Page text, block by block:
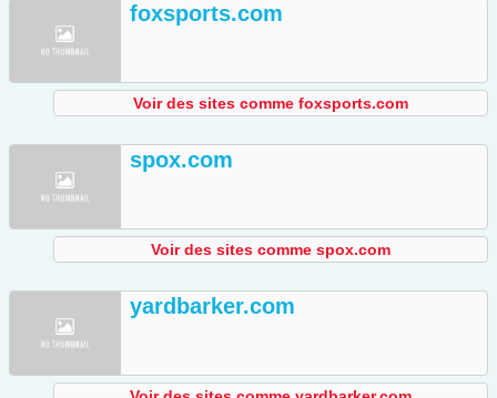
foxsports.com
Voir des sites comme foxsports.com
spox.com
Voir des sites comme spox.com
yardbarker.com